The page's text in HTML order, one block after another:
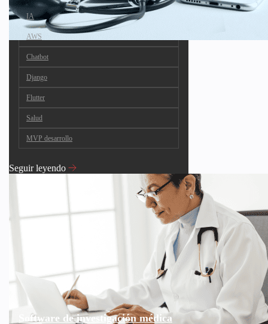
IA
AWS
Chatbot
Django
Flutter
Salud
MVP desarrollo
Seguir leyendo
Software de investigación médica